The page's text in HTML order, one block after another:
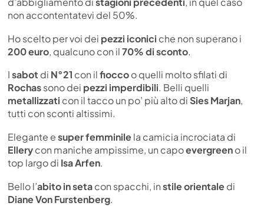
non accontentatevi del 50%.
Ho scelto per voi dei pezzi iconici che non superano i
200 euro, qualcuno con il70% di sconto.
Isabot di N°21 con ilfioccoo quelli molto sfilati di
Rochassono dei pezzi imperdibili. Belli quelli
metallizzati con il tacco un po’ più alto di Sies Marjan,
tutti con sconti altissimi.
Elegante esuper femminilela camicia incrociata di
Ellerycon maniche ampissime, un capoevergreeno il
top largo di Isa Arfen.
Bello l’abito in setacon spacchi, instile orientaledi
Diane Von Furstenberg.